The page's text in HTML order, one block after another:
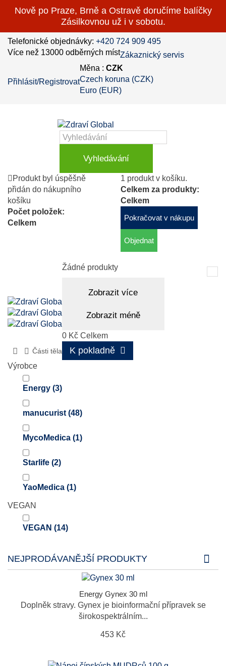
Nově po Praze, Brně a Ostravě doručíme balíčky
Zásilkovnou už i v sobotu.
Telefonické objednávky: +420 724 909 495
Více než 13000 odběrných místZákaznický servis
Přihlásit/Registrovat
Měna : CZK
Czech koruna (CZK)
Euro (EUR)
Vyhledávání
Košík
(prázdný)
Žádné produkty
Zobrazit více
Zobrazit méně
0 Kč Celkem
K pokladně
Produkt byl úspěšně
přidán do nákupního
košíku
Počet položek:
Celkem
1 produkt v košíku.
Celkem za produkty:
Celkem
Pokračovat v nákupu
Objednat
Části těla Nehty
Výrobce
Energy (3)
manucurist (48)
MycoMedica (1)
Starlife (2)
YaoMedica (1)
VEGAN
VEGAN (14)
NEJPRODÁVANĚJŠÍ PRODUKTY
Energy Gynex 30 ml
Doplněk stravy. Gynex je bioinformační přípravek se
širokospektrálním...
453 Kč